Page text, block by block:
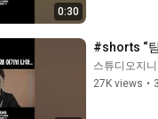
0:30
#shorts “
스튜디오지니
27K views •